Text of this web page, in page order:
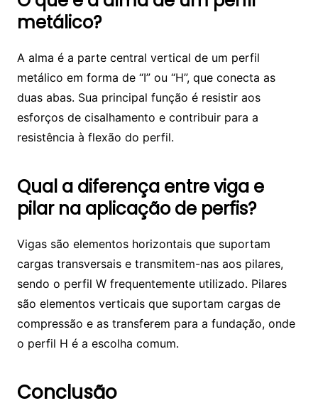
metálico?
A alma é a parte central vertical de um perfil
metálico em forma de “I” ou “H”, que conecta as
duas abas. Sua principal função é resistir aos
esforços de cisalhamento e contribuir para a
resistência à flexão do perfil.
Qual a diferença entre viga e
pilar na aplicação de perfis?
Vigas são elementos horizontais que suportam
cargas transversais e transmitem-nas aos pilares,
sendo o perfil W frequentemente utilizado. Pilares
são elementos verticais que suportam cargas de
compressão e as transferem para a fundação, onde
o perfil H é a escolha comum.
Conclusão